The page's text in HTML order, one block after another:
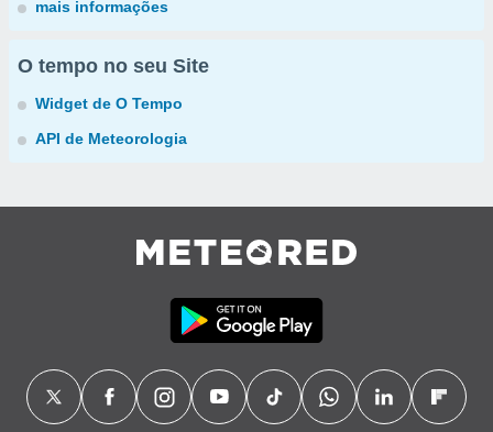
mais informações
O tempo no seu Site
Widget de O Tempo
API de Meteorologia